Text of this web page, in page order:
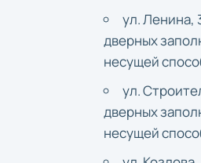
ул. Ленина,
дверных
несущей
ул.
дверных
несущей